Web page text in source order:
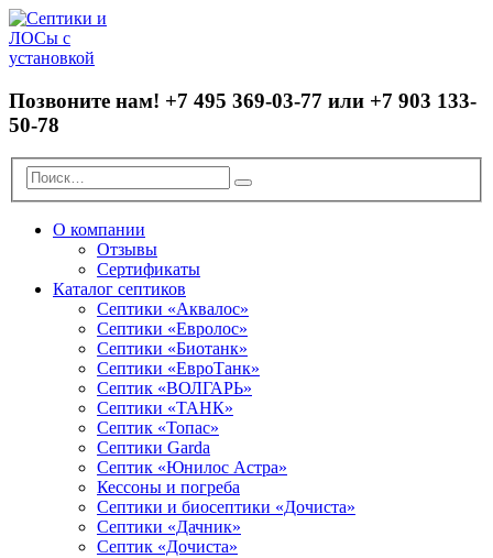
Позвоните нам! +7 495 369-03-77 или +7 903 133-
50-78
О компании
Отзывы
Сертификаты
Каталог септиков
Септики «Аквалос»
Септики «Евролос»
Септики «Биотанк»
Септики «ЕвроТанк»
Септик «ВОЛГАРЬ»
Септики «ТАНК»
Септик «Топас»
Септики Garda
Септик «Юнилос Астра»
Кессоны и погреба
Cептики и биосептики «Дочиста»
Септики «Дачник»
Септик «Дочиста»